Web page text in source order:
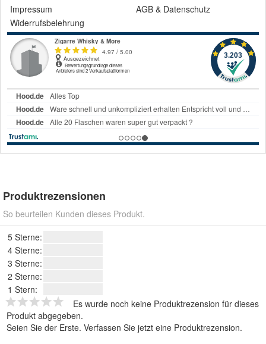
Impressum
AGB & Datenschutz
Widerrufsbelehrung
Produktrezensionen
So beurteilen Kunden dieses Produkt.
5 Sterne:
4 Sterne:
3 Sterne:
2 Sterne:
1 Stern:
Es wurde noch keine Produktrezension für dieses
Produkt abgegeben.
Seien Sie der Erste. Verfassen Sie jetzt eine Produktrezension.